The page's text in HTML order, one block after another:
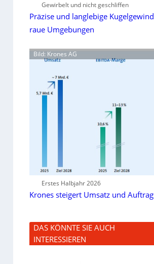
Gewirbelt und nicht geschliffen
Präzise und langlebige
raue Umgebungen
Bild: Krones AG
Erstes Halbjahr 2026
Krones steigert Umsatz und
DAS KÖNNTE SIE AUCH
INTERESSIEREN